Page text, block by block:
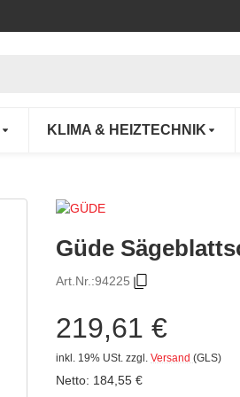
KLIMA & HEIZTECHNIK
Güde
Art.Nr.:94225
219,61 €
inkl. 19% USt. zzgl. Versand (GLS)
Netto: 184,55 €